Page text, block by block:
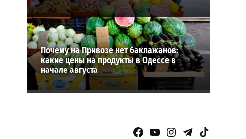
Почему на Привозе нет баклажанов:
какие цены на продукты в Одессе в
начале августа
Facebook Page
YouTubeInstagram
Telegram
TikTok